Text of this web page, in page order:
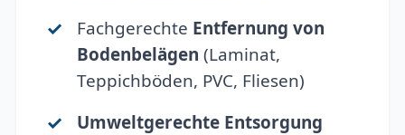
Fachgerechte Entfernung von
Bodenbelägen (Laminat,
Teppichböden, PVC, Fliesen)
Umweltgerechte Entsorgung